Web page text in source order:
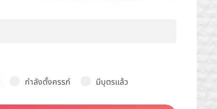
กำลังตั้งครรภ์ มีบุตรแล้ว